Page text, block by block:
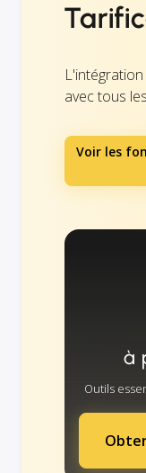
avec tous
Voir les
à
Outils